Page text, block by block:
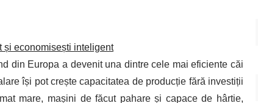
și economisești inteligent
din Europa a devenit una dintre cele mai eficiente căi
își pot crește capacitatea de producție fără investiții
mare, mașini de făcut pahare și capace de hârtie,